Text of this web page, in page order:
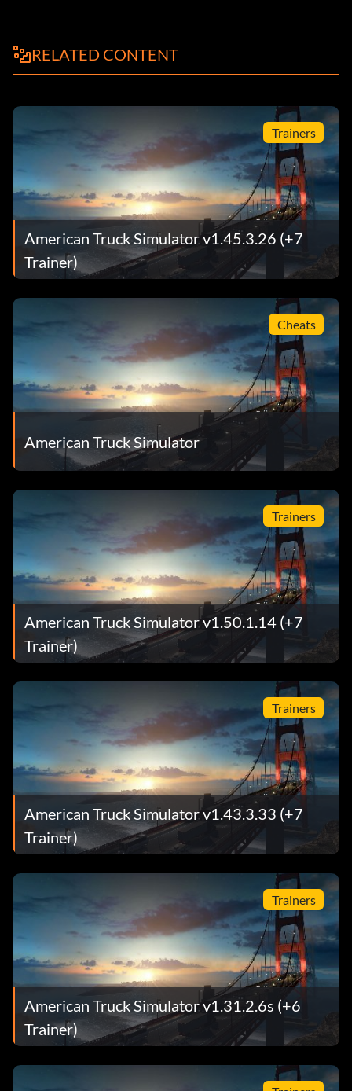
RELATED CONTENT
Trainers
American Truck Simulator v1.45.3.26 (+7
Trainer)
Cheats
American Truck Simulator
Trainers
American Truck Simulator v1.50.1.14 (+7
Trainer)
Trainers
American Truck Simulator v1.43.3.33 (+7
Trainer)
Trainers
American Truck Simulator v1.31.2.6s (+6
Trainer)